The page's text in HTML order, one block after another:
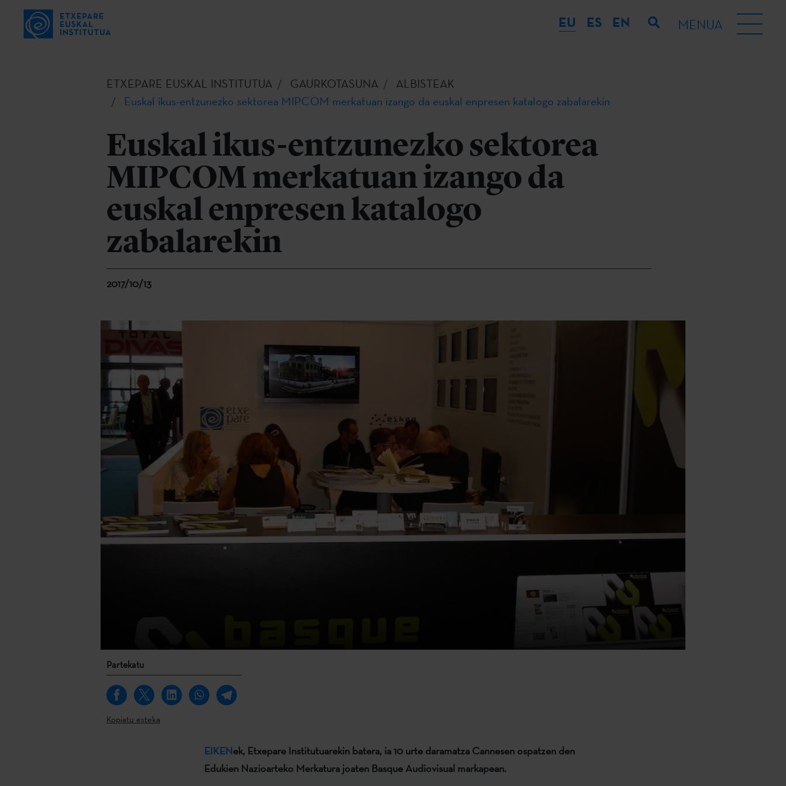
EU ES EN MENUA
ETXEPARE EUSKAL INSTITUTUA GAURKOTASUNA
ALBISTEAK
Euskal ikus-entzunezko sektorea MIPCOM merkatuan izango da euskal enpresen katalogo zabalarekin
Euskal ikus-entzunezko sektorea
MIPCOM merkatuan izango da
euskal enpresen katalogo
zabalarekin
2017/10/13
Partekatu
Kopiatu esteka
EIKENek, Etxepare Institutuarekin batera, ia 10 urte daramatza Cannesen ospatzen den
Edukien Nazioarteko Merkatura joaten Basque Audiovisual markapean.